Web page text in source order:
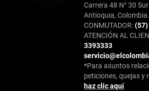
Carrera 48 N° 30
Antioquia, Colombia.
CONMUTADOR:
ATENCIÓN AL
3393333
*Para asuntos
peticiones, quejas y
haz clic aquí